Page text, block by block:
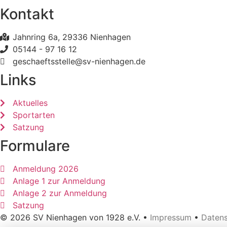
Kontakt
Jahnring 6a, 29336 Nienhagen
05144 - 97 16 12
geschaeftsstelle@sv-nienhagen.de
Links
Aktuelles
Sportarten
Satzung
Formulare
Anmeldung 2026
Anlage 1 zur Anmeldung
Anlage 2 zur Anmeldung
Satzung
© 2026 SV Nienhagen von 1928 e.V. • Impressum •